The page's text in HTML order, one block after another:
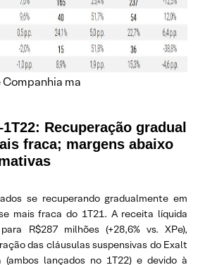
Companhia ma
Recuperação gradual
fraca; margens abaixo
se recuperando gradualmente em
mais fraca do 1T21. A receita líquida
R$287 milhões (+28,6% vs. XPe),
das cláusulas suspensivas do Exalt
(ambos lançados no 1T22) e devido à